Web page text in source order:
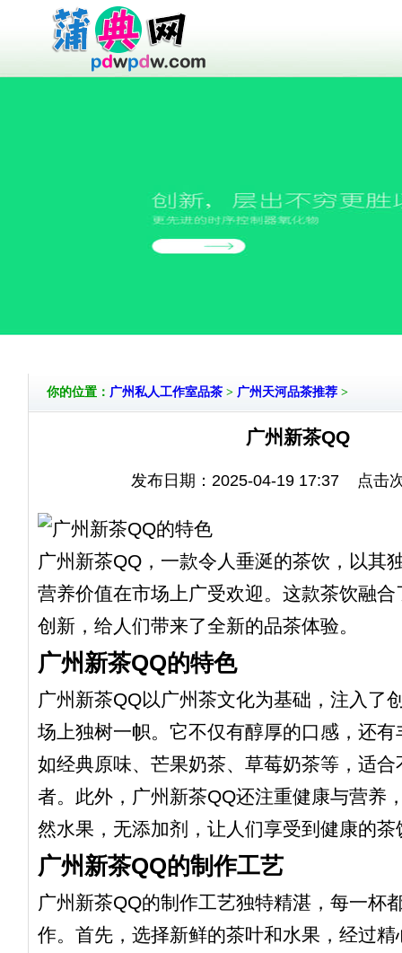
你的位置： 广州私人工作室品茶 > 广州天河品茶推荐 >
广州新茶QQ
发布日期：2025-04-19 17:37 点击
广州新茶QQ，一款令人垂涎的茶饮，以其
营养价值在市场上广受欢迎。这款茶饮融
创新，给人们带来了全新的品茶体验。
广州新茶QQ的特色
广州新茶QQ以广州茶文化为基础，注入了
场上独树一帜。它不仅有醇厚的口感，还
如经典原味、芒果奶茶、草莓奶茶等，适
者。此外，广州新茶QQ还注重健康与营养
然水果，无添加剂，让人们享受到健康的茶
广州新茶QQ的制作工艺
广州新茶QQ的制作工艺独特精湛，每一杯
作。首先，选择新鲜的茶叶和水果，经过